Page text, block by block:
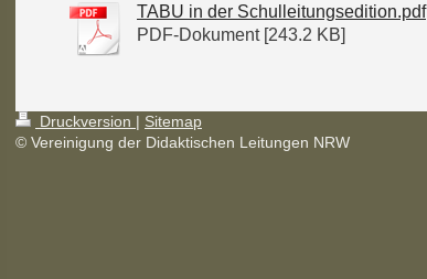
TABU in der Schulleitungsedition.pdf
PDF-Dokument [243.2 KB]
Druckversion | Sitemap
© Vereinigung der Didaktischen Leitungen NRW